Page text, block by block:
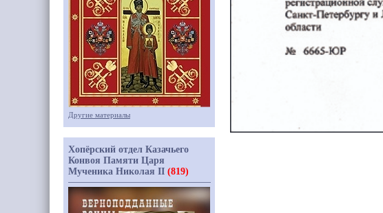
Другие материалы
Хопёрский отдел Казачьего
Конвоя Памяти Царя
Мученика Николая II (819)